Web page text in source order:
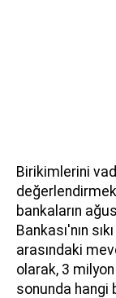
Birikimlerini
bankaların
Bankası'nın
arasındaki
olarak, 3
sonunda hangi